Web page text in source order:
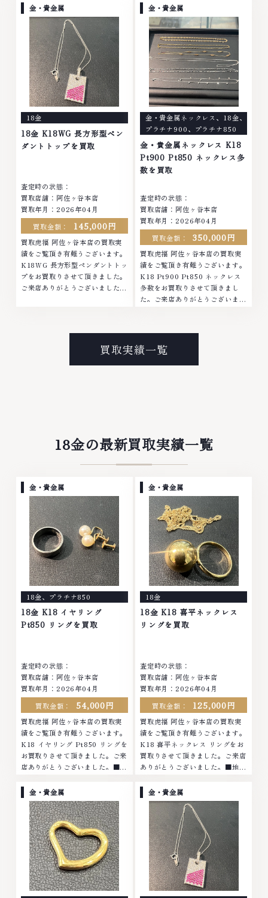
ラチナ ダイヤモンド ブランド品
ブランド衣類 お酒買取りのこと
なら、お任せくださいなかでも
金・プラチナ等のアクセサリー・
貴金属・宝石・ダイヤモンド・ジ
ュエリーや ブランド品・時計等
は特に自信を持って、高額査定を
実現しております。 古くて使わ
なくなってしまったアクセサリ
ー、動かなくなってしまった腕時
計、多くのお品物の高価買取りを
実現しており、他店ではお値段の
付かなかったお品物でも、一点一
～19:00定休日: 年中無休
イヤモンド ブランド品 ブランド
衣類 お酒買取りのことなら、お
任せくださいなかでも金・プラチ
ナ等のアクセサリー・貴金属・宝
石・ダイヤモンド・ジュエリーや
ブランド品・時計等は特に自信を
持って、高額査定を実現しており
ます。 古くて使わなくなってし
まったアクセサリー、動かなくな
ってしまった腕時計、多くのお品
物の高価買取りを実現しており、
他店ではお値段の付かなかったお
品物でも、一点一点丁寧に無料で
査定します。お気軽にご連絡くだ
さい。TEL: 0120-959-764営
業時間: 10:00～19:00定休日: 年
金・貴金属
18金
18金 K18WG 長方形型ペン
ダントトップを買取
査定時の状態：
買取店舗：阿佐ヶ谷本店
買取年月：2026年04月
買取金額：
145,000円
買取虎福 阿佐ヶ谷本店の買取実
績をご覧頂き有難うございます。
K18WG 長方形型ペンダントトッ
プをお買取りさせて頂きました。
ご来店ありがとうございました。
ら、お任せくださいなかでも金・
プラチナ等のアクセサリー・貴金
属・宝石・ダイヤモンド・ジュエ
リーや ブランド品・時計等は特
ており、他店ではお値段の付かな
かったお品物でも、一点一点丁寧
959-764営業時間: 10:00～
19:00定休日: 年中無休
金・貴金属
金・貴金属ネックレス 、 18金、
プラチナ900、 プラチナ850
金・貴金属ネックレス K18
Pt900 Pt850 ネックレス多
数を買取
査定時の状態：
買取店舗：阿佐ヶ谷本店
買取年月：2026年04月
買取金額：
350,000円
買取虎福 阿佐ヶ谷本店の買取実
績をご覧頂き有難うございます。
K18 Pt900 Pt850 ネックレス
多数をお買取りさせて頂きまし
た。ご来店ありがとうございまし
ブランド衣類 お酒買取りのこと
なら、お任せくださいなかでも
金・プラチナ等のアクセサリー・
貴金属・宝石・ダイヤモンド・ジ
計、多くのお品物の高価買取りを
実現しており、他店ではお値段の
軽にご連絡ください。TEL:
0120-959-764営業時間: 10:00
～19:00定休日: 年中無休
買取実績一覧
18金の最新買取実績一覧
金・貴金属
18金、 プラチナ850
18金 K18 イヤリング
Pt850 リングを買取
査定時の状態：
買取店舗：阿佐ヶ谷本店
買取年月：2026年04月
買取金額：
54,000円
買取虎福 阿佐ヶ谷本店の買取実
績をご覧頂き有難うございます。
K18 イヤリング Pt850 リングを
お買取りさせて頂きました。ご来
店ありがとうございました。■地
イヤモンド ブランド品 ブランド
衣類 お酒買取りのことなら、お
任せくださいなかでも金・プラチ
ナ等のアクセサリー・貴金属・宝
石・ダイヤモンド・ジュエリーや
ブランド品・時計等は特に自信を
持って、高額査定を実現しており
ます。 古くて使わなくなってし
まったアクセサリー、動かなくな
ってしまった腕時計、多くのお品
金・貴金属
18金
18金 K18 喜平ネックレス
リングを買取
査定時の状態：
買取店舗：阿佐ヶ谷本店
買取年月：2026年04月
買取金額：
125,000円
買取虎福 阿佐ヶ谷本店の買取実
績をご覧頂き有難うございます。
K18 喜平ネックレス リングをお
買取りさせて頂きました。ご来店
ありがとうございました。■地域
ヤモンド ブランド品 ブランド衣
類 お酒買取りのことなら、お任
せくださいなかでも金・プラチナ
等のアクセサリー・貴金属・宝
石・ダイヤモンド・ジュエリーや
ブランド品・時計等は特に自信を
持って、高額査定を実現しており
ます。 古くて使わなくなってし
まったアクセサリー、動かなくな
ってしまった腕時計、多くのお品
金・貴金属 金・貴金属